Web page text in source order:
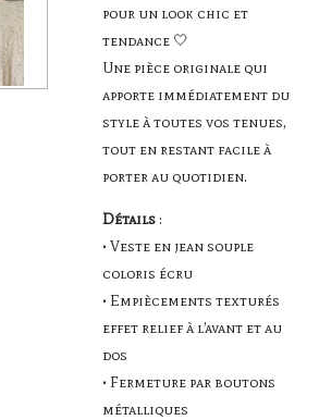
pour un look chic et
tendance 🤍
Une pièce originale qui
apporte immédiatement du
style à toutes vos tenues,
tout en restant facile à
porter au quotidien.
Détails :
• Veste en jean souple
coloris écru
• Empiècements texturés
effet relief à l’avant et au
dos
• Fermeture par boutons
métalliques